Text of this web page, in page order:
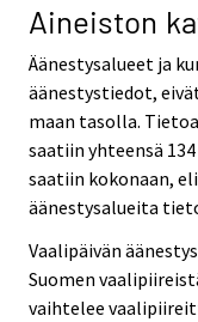
Aineiston
Äänestysalueet ja
äänestystiedot,
maan tasolla.
saatiin yhteensä
saatiin kokonaan,
äänestysalueita
Vaalipäivän
Suomen
vaihtelee